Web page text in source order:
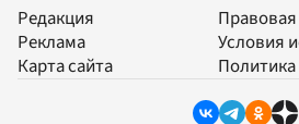
Редакция
Реклама
Карта сайта
Условия